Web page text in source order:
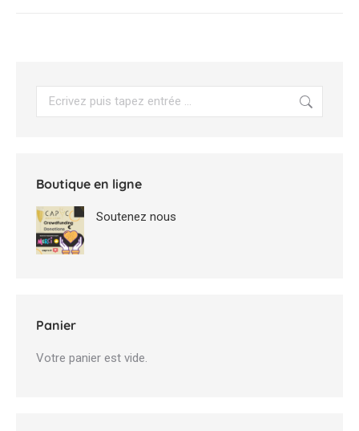
Search:
Boutique en ligne
Soutenez nous
Panier
Votre panier est vide.